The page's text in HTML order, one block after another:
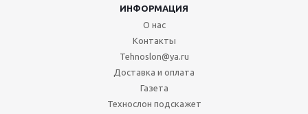
ИНФОРМАЦИЯ
О нас
Контакты
Tehnoslon@ya.ru
Доставка и оплата
Газета
Технослон подскажет